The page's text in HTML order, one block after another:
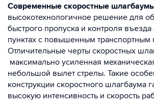
Современные скоростные
высокотехнологичное решение для
быстрого пропуска и контроля
пунктах с повышенным транспортным
Отличительные черты скоростных
максимально усиленная
небольшой вылет стрелы. Такие
конструкции скоростного шлагбаума
высокую интенсивность и скорость